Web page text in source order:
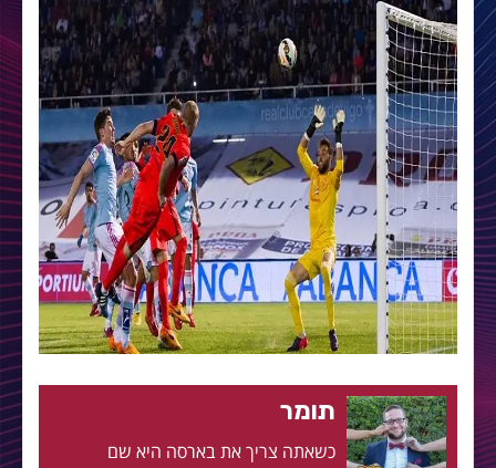
תומר
כשאתה צריך את בארסה היא שם